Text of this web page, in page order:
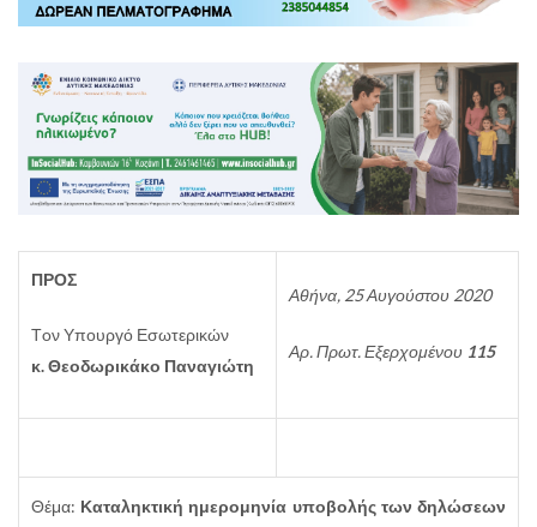
ΠΡΟΣ
Τoν Υπουργό Εσωτερικών
κ. Θεοδωρικάκο Παναγιώτη
Αθήνα, 25 Αυγούστου 2020
Αρ. Πρωτ. Εξερχομένου 115
Θέμα: Καταληκτική ημερομηνία υποβολής των δηλώσεων